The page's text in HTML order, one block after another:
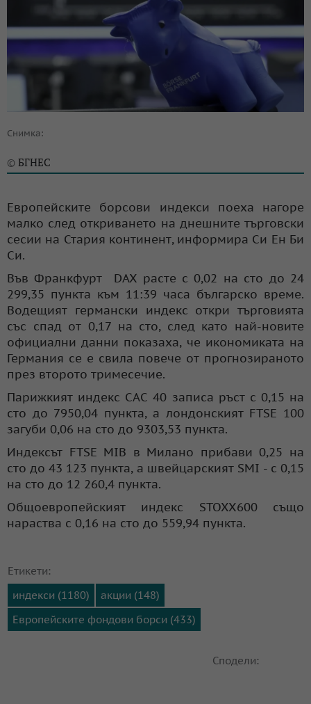
Снимка:
© БГНЕС
Европейските борсови индекси поеха нагоре
малко след откриването на днешните търговски
сесии на Стария континент, информира Си Ен Би
Си.
Във Франкфурт DAX расте с 0,02 на сто до 24
299,35 пункта към 11:39 часа българско време.
Водещият германски индекс откри търговията
със спад от 0,17 на сто, след като най-новите
официални данни показаха, че икономиката на
Германия се е свила повече от прогнозираното
през второто тримесечие.
Парижкият индекс САС 40 записа ръст с 0,15 на
сто до 7950,04 пункта, а лондонският FTSE 100
загуби 0,06 на сто до 9303,53 пункта.
Индексът FTSE MIB в Милано прибави 0,25 на
сто до 43 123 пункта, а швейцарският SMI - с 0,15
на сто до 12 260,4 пункта.
Общоевропейският индекс STOXX600 също
нараства с 0,16 на сто до 559,94 пункта.
Етикети:
индекси (1180)
акции (148)
Европейските фондови борси (433)
Сподели: